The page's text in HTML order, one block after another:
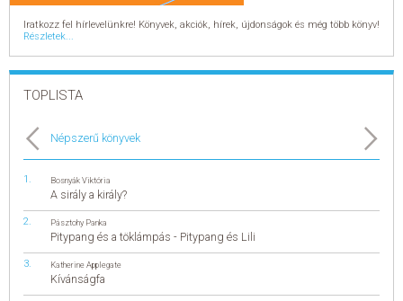
Iratkozz fel hírlevelünkre! Könyvek, akciók, hírek, újdonságok és még több könyv!
Részletek...
TOPLISTA
Népszerű könyvek
Bosnyák Viktória
A sirály a király?
Pásztohy Panka
Pitypang és a töklámpás - Pitypang és Lili
Katherine Applegate
Kívánságfa